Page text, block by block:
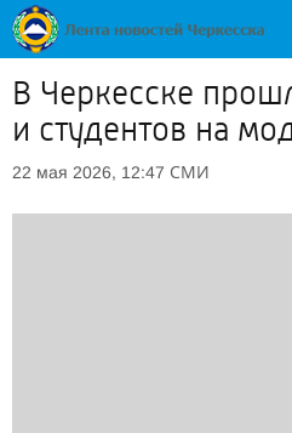
В Черкесске
и студентов на
22 мая 2026, 12:47 СМИ